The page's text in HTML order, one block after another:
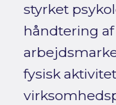
styrket
håndtering
fysisk